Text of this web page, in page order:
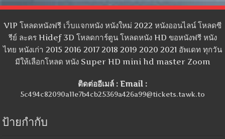
VIP โหลดหนังฟรี เว็บแจกหนัง หนังใหม่ 2022 หนังออนไลน์ โหลดซี
รีย์ ละคร Hidef 3D โหลดการ์ตูน โหลดหนัง HD ขอหนังฟรี หนัง
ไทย หนังเก่า 2015 2016 2017 2018 2019 2020 2021 อัพเดท ทุกวัน
มีให้เลือกโหลด หนัง Super HD mini hd master Zoom
ติดต่ออีเมล์ : Email :
5c494c82090a11e7b4cb25369a426a99@tickets.tawk.to
ป้ายกำกับ